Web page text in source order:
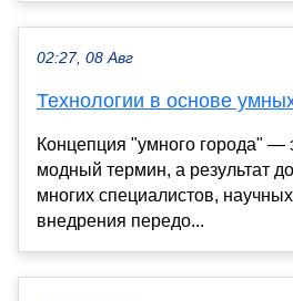
02:27, 08 Авг
Технологии в основе
Концепция "умного города" —
модный термин, а результат
многих специалистов,
внедрения передо...